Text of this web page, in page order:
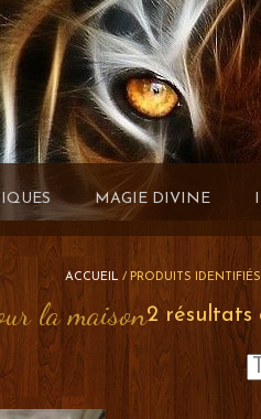
MAGIE DIVINE
ACCUEIL / PRODUITS
la maison2 résultats